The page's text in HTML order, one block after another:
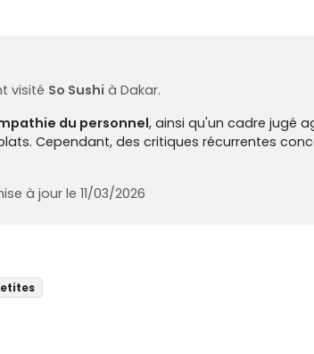
visité So Sushi à Dakar.
du personnel, ainsi qu'un cadre jugé
Cependant, des critiques récurrentes
à jour le 11/03/2026